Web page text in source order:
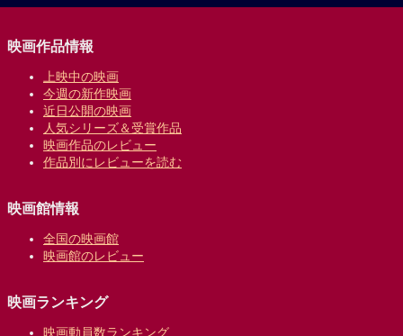
映画作品情報
上映中の映画
今週の新作映画
近日公開の映画
人気シリーズ＆受賞作品
映画作品のレビュー
作品別にレビューを読む
映画館情報
全国の映画館
映画館のレビュー
映画ランキング
映画動員数ランキング